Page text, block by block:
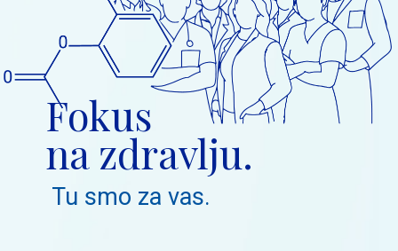
Fokus
na zdravlju.
Tu smo za vas.